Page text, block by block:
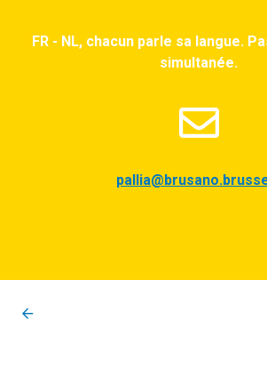
FR - NL, chacun parle sa langue.
simultanée.